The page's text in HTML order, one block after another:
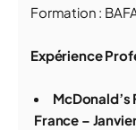
Formation :
Expérience
France –